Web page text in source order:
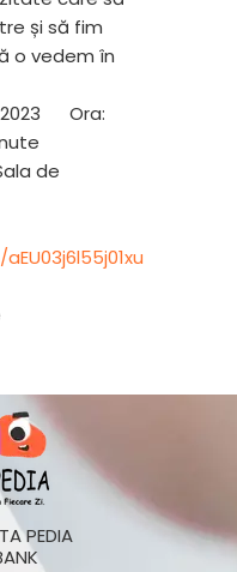
și să fim
o vedem în
Ora:
de
PEDIA